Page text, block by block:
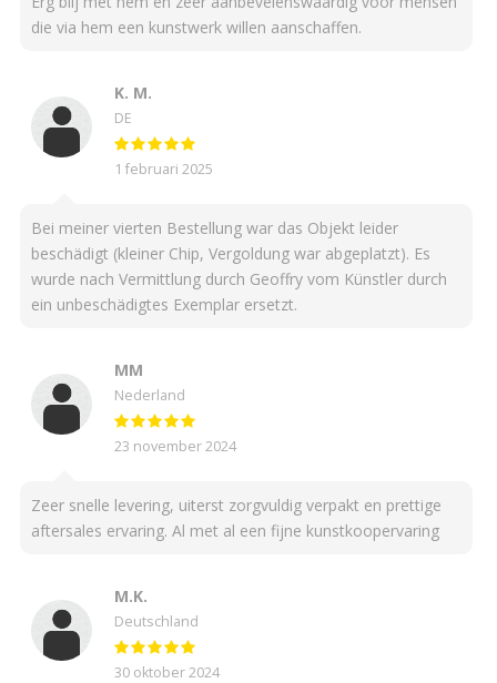
die via hem een kunstwerk willen aanschaffen.
K. M.
DE
1 februari 2025
Bei meiner vierten Bestellung war das Objekt leider
beschädigt (kleiner Chip, Vergoldung war abgeplatzt). Es
wurde nach Vermittlung durch Geoffry vom Künstler durch
ein unbeschädigtes Exemplar ersetzt.
MM
Nederland
23 november 2024
Zeer snelle levering, uiterst zorgvuldig verpakt en prettige
aftersales ervaring. Al met al een fijne kunstkoopervaring
M.K.
Deutschland
30 oktober 2024